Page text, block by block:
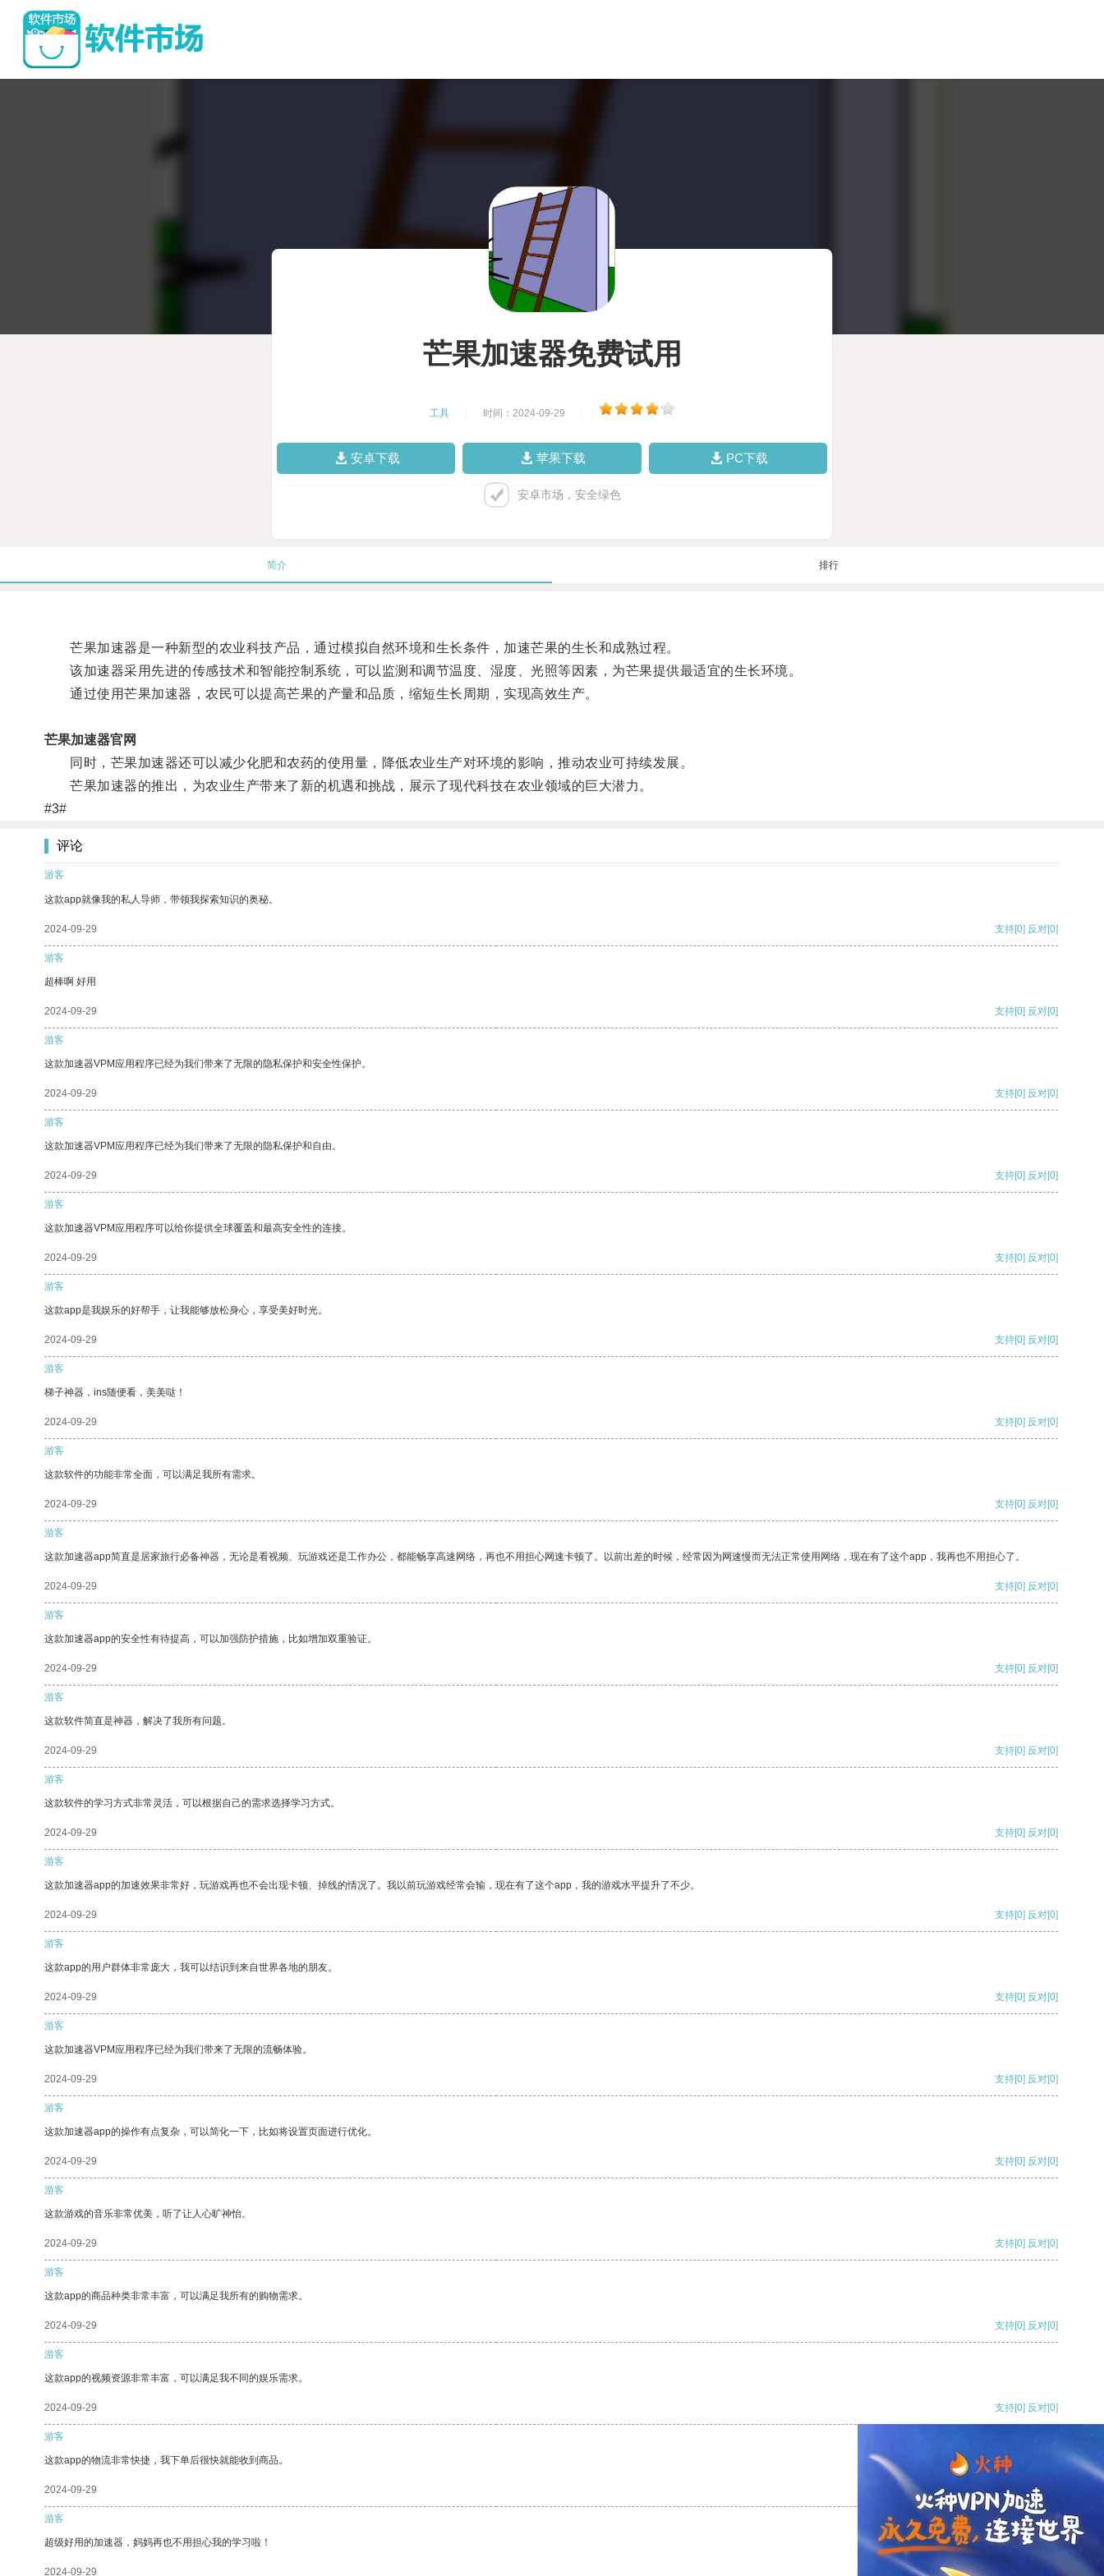
芒果加速器免费试用
工具 时间：2024-09-29
安卓下载 苹果下载 PC下载
安卓市场，安全绿色
简介 排行
芒果加速器是一种新型的农业科技产品，通过模拟自然环境和生长条件，加速芒果的生长和成熟过程。
该加速器采用先进的传感技术和智能控制系统，可以监测和调节温度、湿度、光照等因素，为芒果提供最适宜的生长环境。
通过使用芒果加速器，农民可以提高芒果的产量和品质，缩短生长周期，实现高效生产。
芒果加速器官网
同时，芒果加速器还可以减少化肥和农药的使用量，降低农业生产对环境的影响，推动农业可持续发展。
芒果加速器的推出，为农业生产带来了新的机遇和挑战，展示了现代科技在农业领域的巨大潜力。
#3#
评论
游客
这款app就像我的私人导师，带领我探索知识的奥秘。
2024-09-29 支持[0] 反对[0]
游客
超棒啊 好用
2024-09-29 支持[0] 反对[0]
游客
这款加速器VPM应用程序已经为我们带来了无限的隐私保护和安全性保护。
2024-09-29 支持[0] 反对[0]
游客
这款加速器VPM应用程序已经为我们带来了无限的隐私保护和自由。
2024-09-29 支持[0] 反对[0]
游客
这款加速器VPM应用程序可以给你提供全球覆盖和最高安全性的连接。
2024-09-29 支持[0] 反对[0]
游客
这款app是我娱乐的好帮手，让我能够放松身心，享受美好时光。
2024-09-29 支持[0] 反对[0]
游客
梯子神器，ins随便看，美美哒！
2024-09-29 支持[0] 反对[0]
游客
这款软件的功能非常全面，可以满足我所有需求。
2024-09-29 支持[0] 反对[0]
游客
这款加速器app简直是居家旅行必备神器，无论是看视频、玩游戏还是工作办公，都能畅享高速网络，再也不用担心网速卡顿了。以前出差的时候，经常因为网速慢而无法正常使用网络，现在有了这个app，我再也不用担心了。
2024-09-29 支持[0] 反对[0]
游客
这款加速器app的安全性有待提高，可以加强防护措施，比如增加双重验证。
2024-09-29 支持[0] 反对[0]
游客
这款软件简直是神器，解决了我所有问题。
2024-09-29 支持[0] 反对[0]
游客
这款软件的学习方式非常灵活，可以根据自己的需求选择学习方式。
2024-09-29 支持[0] 反对[0]
游客
这款加速器app的加速效果非常好，玩游戏再也不会出现卡顿、掉线的情况了。我以前玩游戏经常会输，现在有了这个app，我的游戏水平提升了不少。
2024-09-29 支持[0] 反对[0]
游客
这款app的用户群体非常庞大，我可以结识到来自世界各地的朋友。
2024-09-29 支持[0] 反对[0]
游客
这款加速器VPM应用程序已经为我们带来了无限的流畅体验。
2024-09-29 支持[0] 反对[0]
游客
这款加速器app的操作有点复杂，可以简化一下，比如将设置页面进行优化。
2024-09-29 支持[0] 反对[0]
游客
这款游戏的音乐非常优美，听了让人心旷神怡。
2024-09-29 支持[0] 反对[0]
游客
这款app的商品种类非常丰富，可以满足我所有的购物需求。
2024-09-29 支持[0] 反对[0]
游客
这款app的视频资源非常丰富，可以满足我不同的娱乐需求。
2024-09-29 支持[0] 反对[0]
游客
这款app的物流非常快捷，我下单后很快就能收到商品。
2024-09-29 支持 反对
游客
超级好用的加速器，妈妈再也不用担心我的学习啦！
2024-09-29 [0]